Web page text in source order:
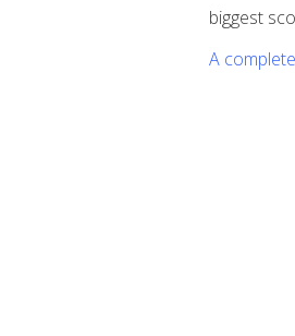
biggest
A